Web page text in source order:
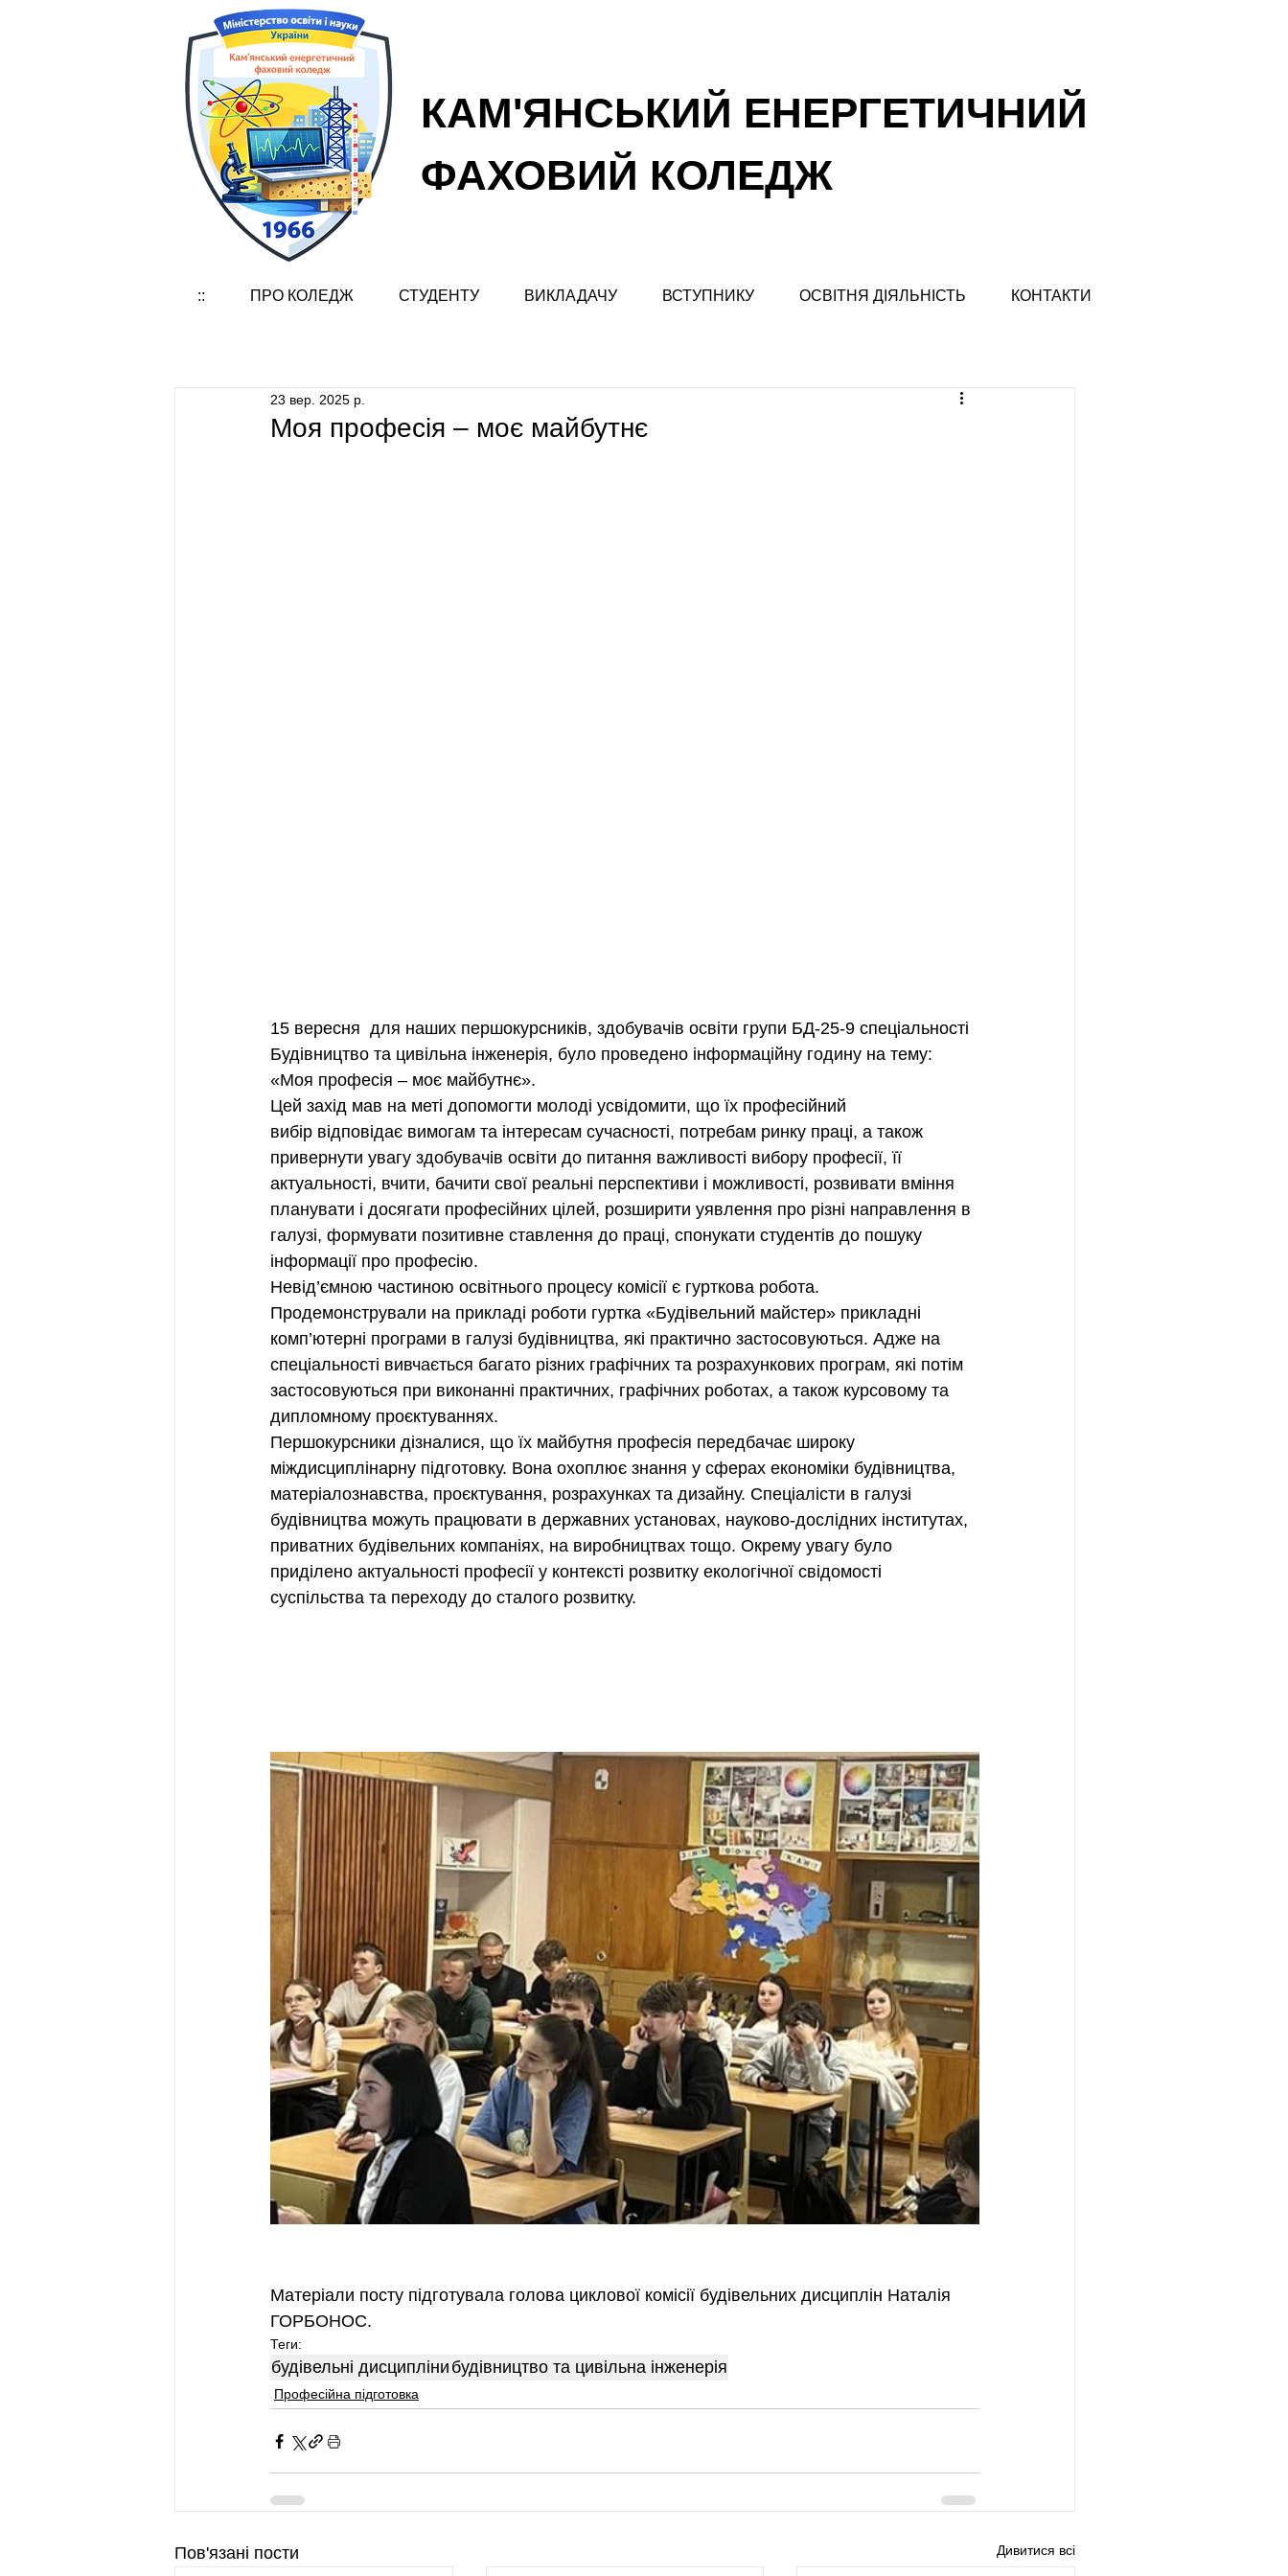
КАМ'ЯНСЬКИЙ ЕНЕРГЕТИЧНИЙ
ФАХОВИЙ КОЛЕДЖ
:: ПРО КОЛЕДЖ СТУДЕНТУ ВИКЛАДАЧУ ВСТУПНИКУ ОСВІТНЯ ДІЯЛЬНІСТЬ КОНТАКТИ
Моя професія – моє майбутнє
23 вер. 2025 р.
15 вересня  для наших першокурсників, здобувачів освіти групи БД-25-9 спеціальності
Будівництво та цивільна інженерія, було проведено інформаційну годину на тему:
«Моя професія – моє майбутнє».
Цей захід мав на меті допомогти молоді усвідомити, що їх професійний
вибір відповідає вимогам та інтересам сучасності, потребам ринку праці, а також
привернути увагу здобувачів освіти до питання важливості вибору професії, її
актуальності, вчити, бачити свої реальні перспективи і можливості, розвивати вміння
планувати і досягати професійних цілей, розширити уявлення про різні направлення в
галузі, формувати позитивне ставлення до праці, спонукати студентів до пошуку
інформації про професію.
Невід’ємною частиною освітнього процесу комісії є гурткова робота.
Продемонстрували на прикладі роботи гуртка «Будівельний майстер» прикладні
комп’ютерні програми в галузі будівництва, які практично застосовуються. Адже на
спеціальності вивчається багато різних графічних та розрахункових програм, які потім
застосовуються при виконанні практичних, графічних роботах, а також курсовому та
дипломному проєктуваннях.
Першокурсники дізналися, що їх майбутня професія передбачає широку
міждисциплінарну підготовку. Вона охоплює знання у сферах економіки будівництва,
матеріалознавства, проєктування, розрахунках та дизайну. Спеціалісти в галузі
будівництва можуть працювати в державних установах, науково-дослідних інститутах,
приватних будівельних компаніях, на виробництвах тощо. Окрему увагу було
приділено актуальності професії у контексті розвитку екологічної свідомості
суспільства та переходу до сталого розвитку.
Матеріали посту підготувала голова циклової комісії будівельних дисциплін Наталія
ГОРБОНОС.
Теги:
будівельні дисципліни будівництво та цивільна інженерія
Професійна підготовка
Пов'язані пости Дивитися всі